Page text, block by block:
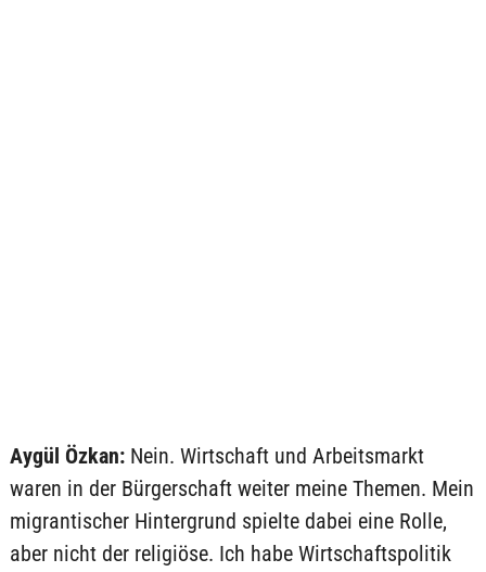
Aygül Özkan:Nein. Wirtschaft und Arbeitsmarkt
waren in der Bürgerschaft weiter meine Themen. Mein
migrantischer Hintergrund spielte dabei eine Rolle,
aber nicht der religiöse. Ich habe Wirtschaftspolitik